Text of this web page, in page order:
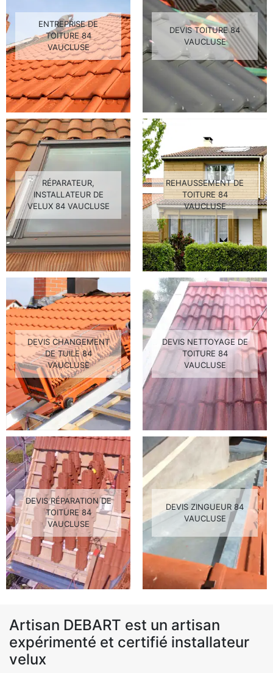
ENTREPRISE DE
TOITURE 84
VAUCLUSE
DEVIS TOITURE 84
VAUCLUSE
RÉPARATEUR,
INSTALLATEUR DE
VELUX 84 VAUCLUSE
REHAUSSEMENT DE
TOITURE 84
VAUCLUSE
DEVIS CHANGEMENT
DE TUILE 84
VAUCLUSE
DEVIS NETTOYAGE DE
TOITURE 84
VAUCLUSE
DEVIS RÉPARATION DE
TOITURE 84
VAUCLUSE
DEVIS ZINGUEUR 84
VAUCLUSE
Artisan DEBART est un artisan
expérimenté et certifié installateur
velux